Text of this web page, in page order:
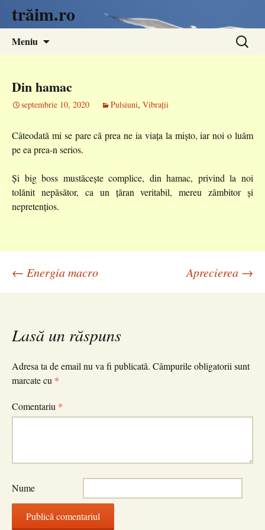
trăim.ro
Meniu
Caută
după:
Din hamac
septembrie 10, 2020 Pulsiuni, Vibrații
Câteodată mi se pare că prea ne ia viața la mișto, iar noi o luăm
pe ea prea-n serios.
Și big boss mustăcește complice, din hamac, privind la noi
tolănit nepăsător, ca un țăran veritabil, mereu zâmbitor și
nepretențios.
Navigare
articole
← Energia macro Aprecierea →
Lasă un răspuns
Adresa ta de email nu va fi publicată. Câmpurile obligatorii sunt
marcate cu *
Comentariu *
Nume